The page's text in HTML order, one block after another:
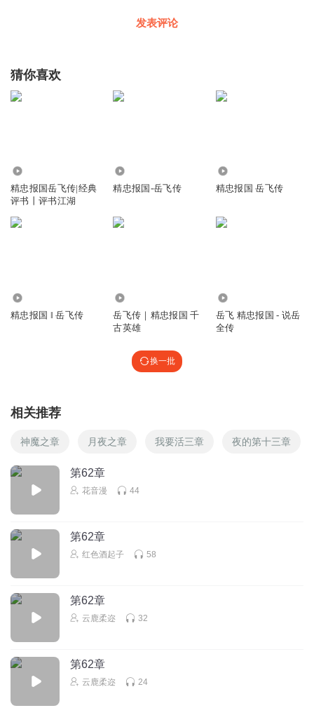
发表评论
猜你喜欢
精忠报国岳飞传|经典
评书丨评书江湖
精忠报国-岳飞传 精忠报国 岳飞传
精忠报国 ‖ 岳飞传
岳飞传｜精忠报国 千
古英雄
岳飞 精忠报国 - 说岳
全传
换一批
相关推荐
神魔之章 月夜之章 我要活三章 夜的第十三章
第62章
花音漫 44
第62章
红色酒起子 58
第62章
云鹿柔迩 32
第62章
云鹿柔迩 24